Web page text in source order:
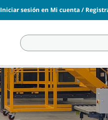
Iniciar sesión en Mi cuenta /